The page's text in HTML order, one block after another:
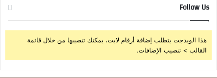
Follow Us
هذا الويدجت يتطلب إضافة أرقام لايت، يمكنك تنصيبها من خلال قائمة
القالب > تنصيب الإضافات.